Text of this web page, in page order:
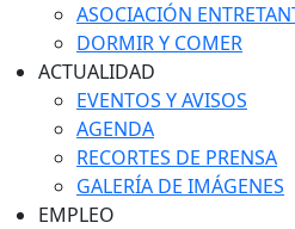
ASOCIACIÓN
DORMIR Y COMER
ACTUALIDAD
EVENTOS Y AVISOS
AGENDA
RECORTES DE PRENSA
GALERÍA DE IMÁGENES
EMPLEO